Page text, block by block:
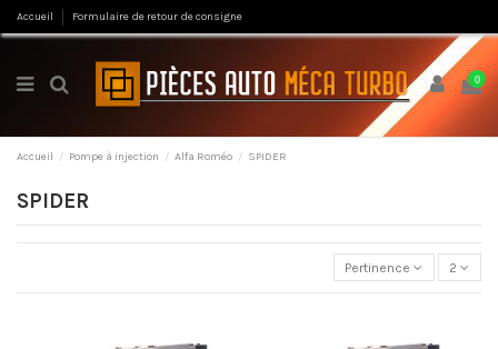
Accueil Formulaire de retour de consigne
0
Accueil Pompe à injection Alfa Roméo SPIDER
SPIDER
Pertinence 2